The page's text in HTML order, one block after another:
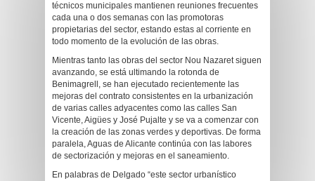
técnicos municipales mantienen reuniones frecuentes
cada una o dos semanas con las promotoras
propietarias del sector, estando estas al corriente en
todo momento de la evolución de las obras.
Mientras tanto las obras del sector Nou Nazaret siguen
avanzando, se está ultimando la rotonda de
Benimagrell, se han ejecutado recientemente las
mejoras del contrato consistentes en la urbanización
de varias calles adyacentes como las calles San
Vicente, Aigües y José Pujalte y se va a comenzar con
la creación de las zonas verdes y deportivas. De forma
paralela, Aguas de Alicante continúa con las labores
de sectorización y mejoras en el saneamiento.
En palabras de Delgado “este sector urbanístico